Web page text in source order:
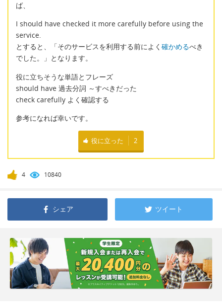
ば、
I should have checked it more carefully before using the
service.
とすると、「そのサービスを利用する前によく 確かめるべき
でした。」となります。
役に立ちそうな単語とフレーズ
should have 過去分詞 ～すべきだった
check carefully よく確認する
参考になれば幸いです。
役に立った 2
4 10840
シェア ツイート